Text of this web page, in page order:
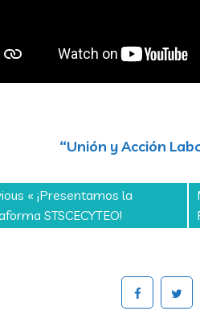
“Unión y Acción
« ¡Presentamos la
STSCECYTEO!